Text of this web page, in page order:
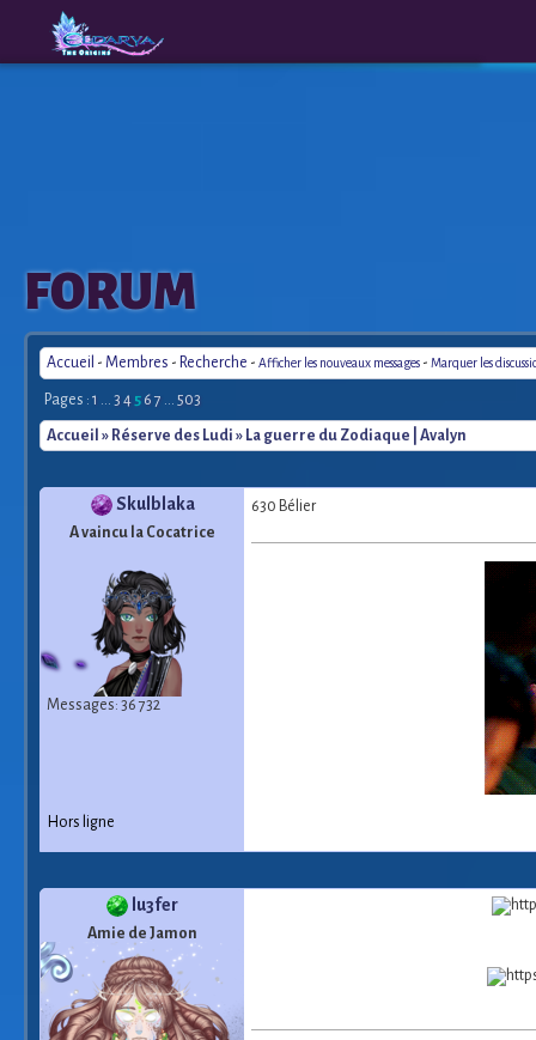
The
Origins
FORUM
Accueil - Membres - Recherche - Afficher les nouveaux messages - Marquer les
Pages : 1 ... 3 4 5 6 7 ... 503
Accueil » Réserve des Ludi » La guerre du Zodiaque | Avalyn
Skulblaka
A vaincu la Cocatrice
Messages: 36 732
630 Bélier
Hors ligne
lu3fer
Amie de Jamon